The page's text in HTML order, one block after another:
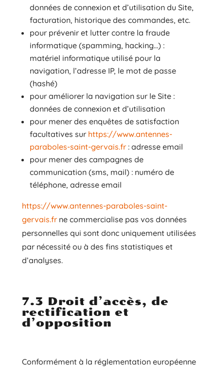
données de connexion et d’utilisation du Site,
facturation, historique des commandes, etc.
pour prévenir et lutter contre la fraude
informatique (spamming, hacking…) :
matériel informatique utilisé pour la
navigation, l’adresse IP, le mot de passe
(hashé)
pour améliorer la navigation sur le Site :
données de connexion et d’utilisation
pour mener des enquêtes de satisfaction
facultatives sur https://www.antennes-
paraboles-saint-gervais.fr : adresse email
pour mener des campagnes de
communication (sms, mail) : numéro de
téléphone, adresse email
https://www.antennes-paraboles-saint-
gervais.fr ne commercialise pas vos données
personnelles qui sont donc uniquement utilisées
par nécessité ou à des fins statistiques et
d’analyses.
7.3 Droit d’accès, de
rectification et
d’opposition
Conformément à la réglementation européenne